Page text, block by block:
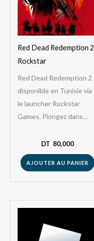
Red Dead Redemption 2
Rockstar
Red Dead Redemption 2
disponible en Tunisie via
le launcher Rockstar
Games. Plongez dans
immersif de Red Dead
Redemption 2, l’un des…
DT 80,000
AJOUTER AU PANIER